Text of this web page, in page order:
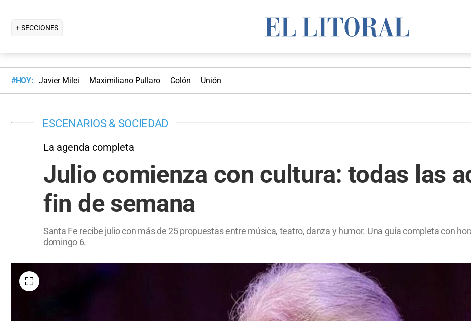
+ SECCIONES
#HOY: Javier Milei Maximiliano Pullaro Colón Unión
ESCENARIOS & SOCIEDAD
La agenda completa
Julio comienza con cultura: todas las
fin de semana
Santa Fe recibe julio con más de 25 propuestas entre música, teatro, danza y humor. Una guía completa con
domingo 6.